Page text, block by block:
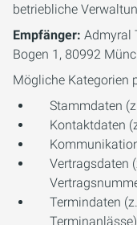
betriebliche
Empfänger: Admyral
Bogen 1, 80992
Mögliche Kategorien
Stammdaten
Kontaktdaten
Vertragsdaten
Termindaten
Terminanlässe)